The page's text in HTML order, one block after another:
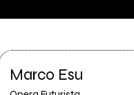
Marco Esu